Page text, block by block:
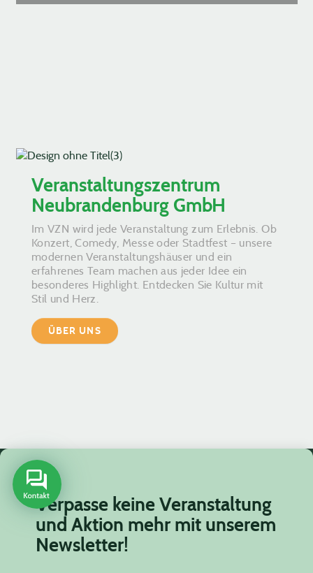
Veranstaltungszentrum
Neubrandenburg GmbH
Im VZN wird jede Veranstaltung zum Erlebnis. Ob
Konzert, Comedy, Messe oder Stadtfest – unsere
modernen Veranstaltungshäuser und ein
erfahrenes Team machen aus jeder Idee ein
besonderes Highlight. Entdecken Sie Kultur mit
Stil und Herz.
ÜBER UNS
Verpasse keine Veranstaltung
und Aktion mehr mit unserem
Newsletter!